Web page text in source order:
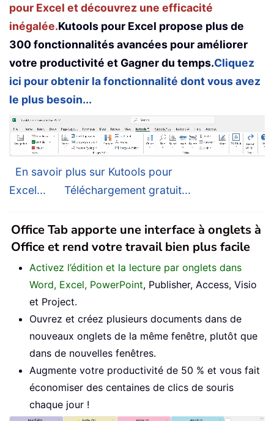
pour Excel et découvrez une efficacité
inégalée.Kutools pour Excel propose plus de
300 fonctionnalités avancées pour améliorer
votre productivité et Gagner du temps.Cliquez
ici pour obtenir la fonctionnalité dont vous avez
le plus besoin...
En savoir plus sur Kutools pour
Excel...
Téléchargement gratuit...
Office Tab apporte une interface à onglets à
Office et rend votre travail bien plus facile
Activez l’édition et la lecture par onglets dans
Word, Excel, PowerPoint, Publisher, Access, Visio
et Project.
Ouvrez et créez plusieurs documents dans de
nouveaux onglets de la même fenêtre, plutôt que
dans de nouvelles fenêtres.
Augmente votre productivité de 50 % et vous fait
économiser des centaines de clics de souris
chaque jour !